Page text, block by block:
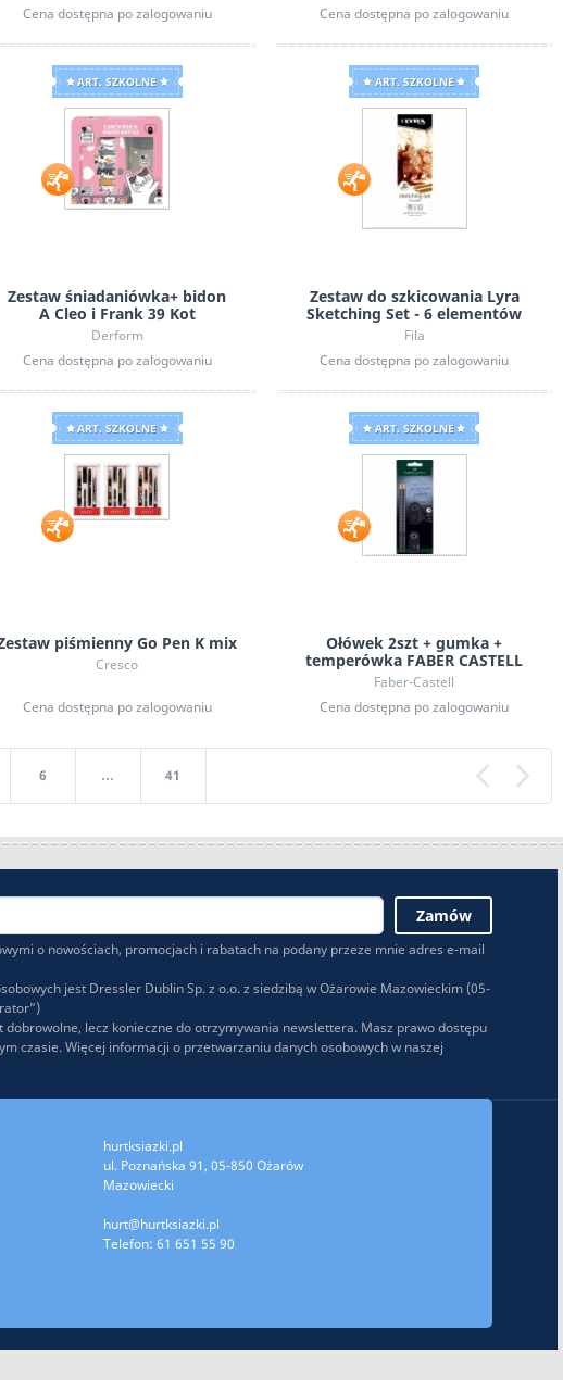
Cena dostępna po zalogowaniu
Cena dostępna po zalogowaniu
ART. SZKOLNE
Zestaw śniadaniówka+ bidon
A Cleo i Frank 39 Kot
Derform
Cena dostępna po zalogowaniu
ART. SZKOLNE
Zestaw do szkicowania Lyra
Sketching Set - 6 elementów
Fila
Cena dostępna po zalogowaniu
ART. SZKOLNE
piśmienny Go Pen K mix
Cresco
Cena dostępna po zalogowaniu
ART. SZKOLNE
Ołówek 2szt + gumka +
temperówka FABER CASTELL
Faber-Castell
Cena dostępna po zalogowaniu
6 … 41
o nowościach, promocjach i rabatach na podany przeze mnie adres e-mail
jest Dressler Dublin Sp. z o.o. z siedzibą w Ożarowie Mazowieckim (05-
lecz konieczne do otrzymywania newslettera. Masz prawo dostępu
czasie. Więcej informacji o przetwarzaniu danych osobowych w naszej
hurtksiazki.pl
ul. Poznańska 91, 05-850 Ożarów
Mazowiecki
hurt@hurtksiazki.pl
Telefon: 61 651 55 90